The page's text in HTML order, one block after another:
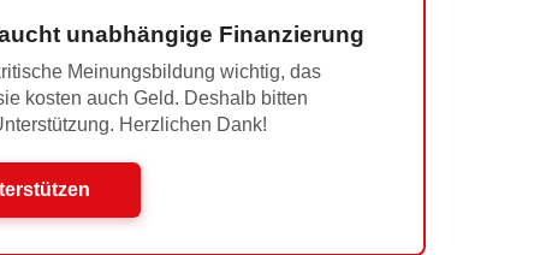
unabhängige Finanzierung
Meinungsbildung wichtig, das
kosten auch Geld. Deshalb bitten
Herzlichen Dank!